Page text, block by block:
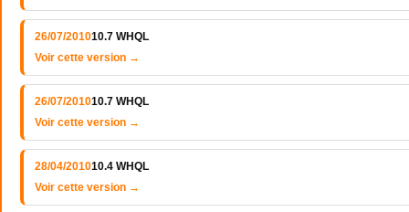
26/07/201010.7 WHQL
Voir cette version →
26/07/201010.7 WHQL
Voir cette version →
28/04/201010.4 WHQL
Voir cette version →